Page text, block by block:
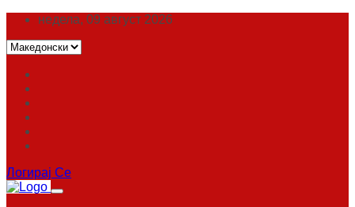
недела, 09 август 2026
Логирај Се